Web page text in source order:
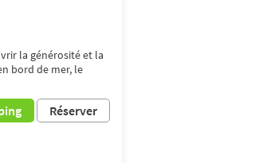
la générosité et la
bord de mer, le
Réserver